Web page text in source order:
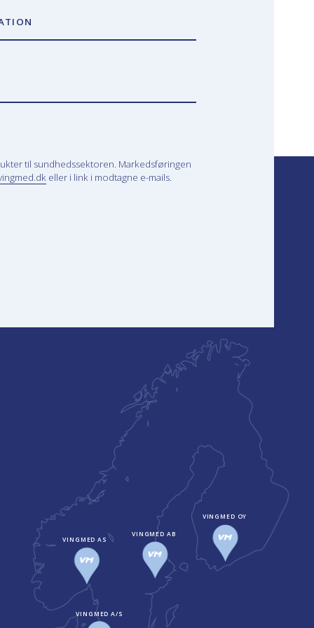
til sundhedssektoren. Markedsføringen
eller i link i modtagne e-mails.
VINGMED A/S
VINGMED AS
VINGMED AB
VINGMED OY